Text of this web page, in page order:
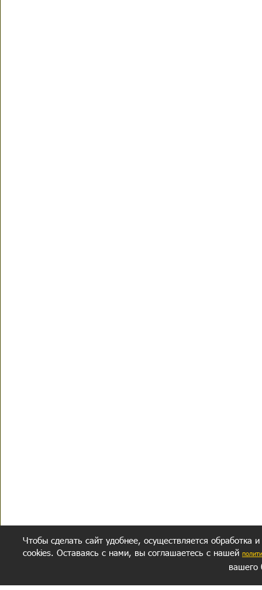
Чтобы сделать сайт удобнее, осуществляется обработка
cookies. Оставаясь с нами, вы соглашаетесь с нашей
вашего